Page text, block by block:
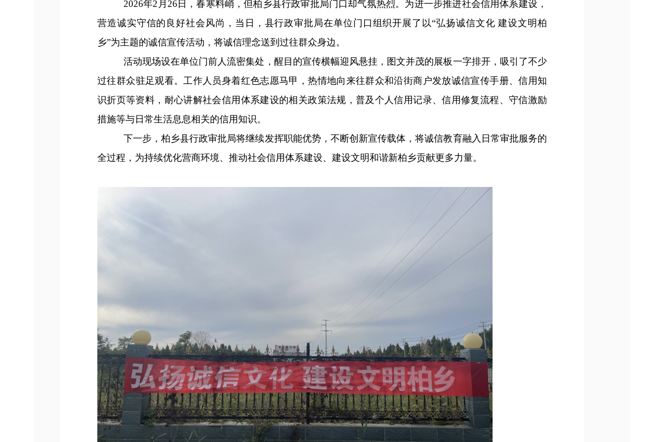
2026年2月26日，春寒料峭，但柏乡县行政审批局门口却气氛热烈。为进一步推进社会信用体系建设，
营造诚实守信的良好社会风尚，当日，县行政审批局在单位门口组织开展了以“弘扬诚信文化 建设文明柏
乡”为主题的诚信宣传活动，将诚信理念送到过往群众身边。
活动现场设在单位门前人流密集处，醒目的宣传横幅迎风悬挂，图文并茂的展板一字排开，吸引了不少
过往群众驻足观看。工作人员身着红色志愿马甲，热情地向来往群众和沿街商户发放诚信宣传手册、信用知
识折页等资料，耐心讲解社会信用体系建设的相关政策法规，普及个人信用记录、信用修复流程、守信激励
措施等与日常生活息息相关的信用知识。
下一步，柏乡县行政审批局将继续发挥职能优势，不断创新宣传载体，将诚信教育融入日常审批服务的
全过程，为持续优化营商环境、推动社会信用体系建设、建设文明和谐新柏乡贡献更多力量。